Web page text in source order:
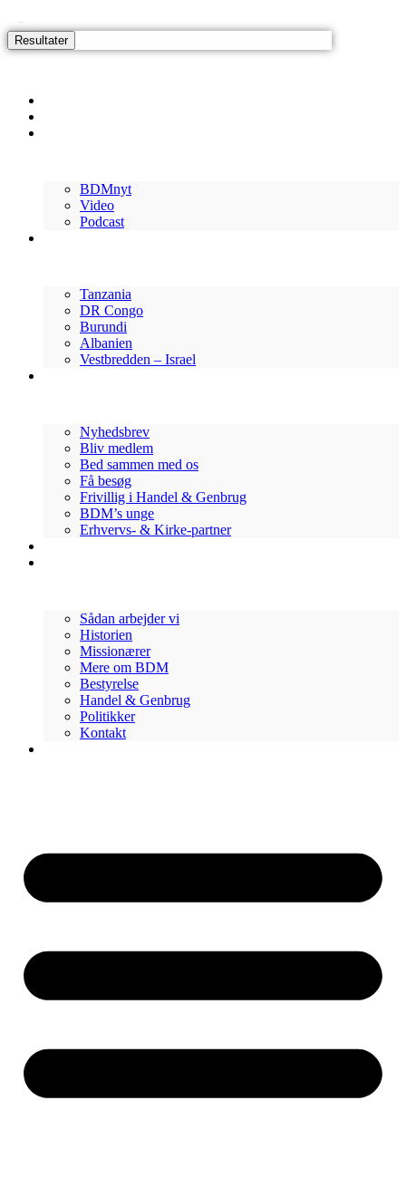
til
indhold
Resultater
BDMnyt
Video
Podcast
Tanzania
DR Congo
Burundi
Albanien
Vestbredden – Israel
Nyhedsbrev
Bliv medlem
Bed sammen med os
Få besøg
Frivillig i Handel & Genbrug
BDM’s unge
Erhvervs- & Kirke-partner
Sådan arbejder vi
Historien
Missionærer
Mere om BDM
Bestyrelse
Handel & Genbrug
Politikker
Kontakt